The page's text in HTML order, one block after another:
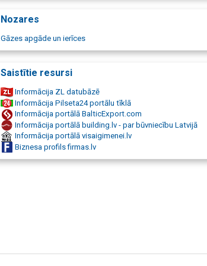
Tvaika katli. Katli uz pārkarsētā ūdens. Eļļas sildāmie katli.
Nozares
Gāzes apgāde un ierīces
Saistītie resursi
Informācija ZL datubāzē
Informācija Pilseta24 portālu tīklā
Informācija portālā BalticExport.com
Informācija portālā building.lv - par būvniecību Latvijā
Informācija portālā visaigimenei.lv
Biznesa profils firmas.lv